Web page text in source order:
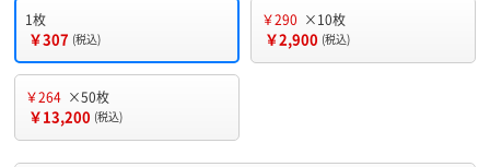
1枚
￥307 (税込)
￥290 ×10枚
￥2,900 (税込)
￥264 ×50枚
￥13,200 (税込)